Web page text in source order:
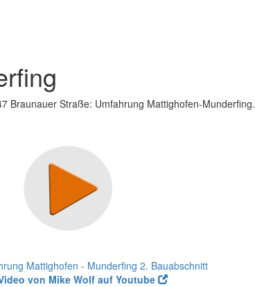
Braunauer Straße: Umfahrung Mattighofen-Munderfing.
Mattighofen - Munderfing 2. Bauabschnitt
von Mike Wolf auf Youtube